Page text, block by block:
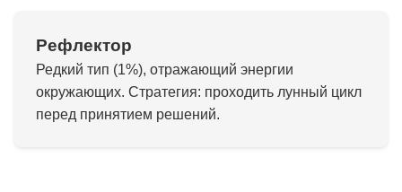
Рефлектор
Редкий тип (1%), отражающий энергии
окружающих. Стратегия: проходить лунный цикл
перед принятием решений.